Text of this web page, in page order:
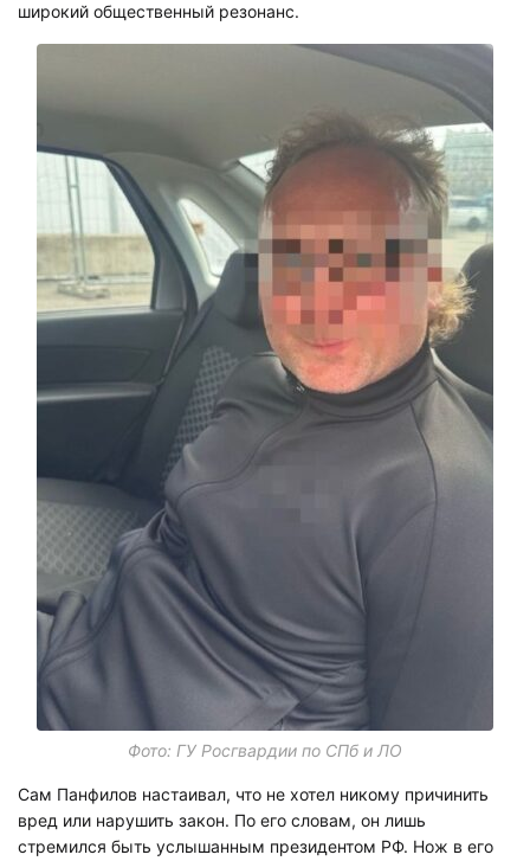
широкий общественный резонанс.
Фото: ГУ Росгвардии по СПб и ЛО
Сам Панфилов настаивал, что не хотел никому причинить
вред или нарушить закон. По его словам, он лишь
стремился быть услышанным президентом РФ. Нож в его